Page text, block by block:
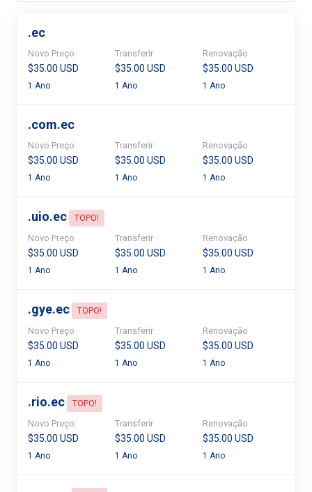
.ec
Novo Preço
$35.00 USD
1 Ano
Transferir
$35.00 USD
1 Ano
Renovação
$35.00 USD
1 Ano
.com.ec
Novo Preço
$35.00 USD
1 Ano
Transferir
$35.00 USD
1 Ano
Renovação
$35.00 USD
1 Ano
.uio.ec TOPO!
Novo Preço
$35.00 USD
1 Ano
Transferir
$35.00 USD
1 Ano
Renovação
$35.00 USD
1 Ano
.gye.ec TOPO!
Novo Preço
$35.00 USD
1 Ano
Transferir
$35.00 USD
1 Ano
Renovação
$35.00 USD
1 Ano
.rio.ec TOPO!
Novo Preço
$35.00 USD
1 Ano
Transferir
$35.00 USD
1 Ano
Renovação
$35.00 USD
1 Ano